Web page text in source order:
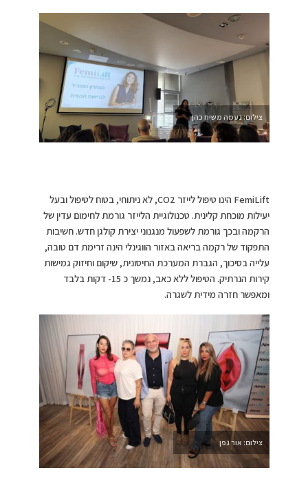
צילום: נעמה משיח כהן
FemiLift הינו טיפול לייזר CO2, לא ניתוחי, בטוח לטיפול ובעל
יעילות מוכחת קלינית. טכנולוגיית הלייזר גורמת לחימום עדין של
הרקמה ובכך גורמת לשפעול מנגנוני יצירת קולגן חדש. חשיבות
התפקוד של רקמה בריאה באזור הווגינלי הינה זרימת דם טובה,
עלייה בסיכוך, הגברת המערכת החיסונית, שיקום וחיזוק גמישות
קירות הנרתיק. הטיפול ללא כאב, נמשך כ 15- דקות בלבד
ומאפשר חזרה מידית לשגרה.
צילום: אור גפן